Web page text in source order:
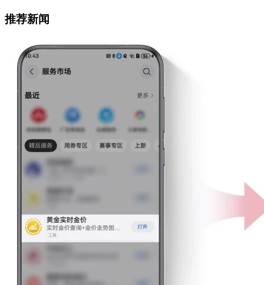
推荐新闻